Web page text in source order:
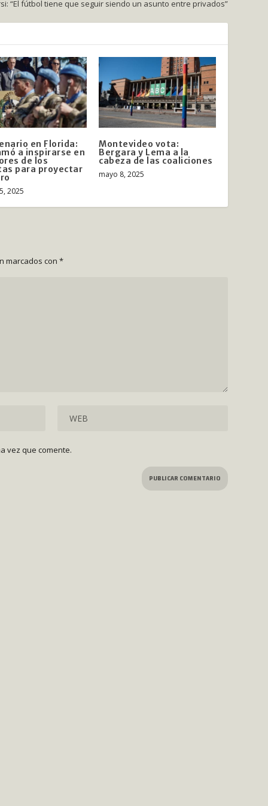
“El fútbol tiene que seguir siendo un asunto entre privados”
en Florida:
a inspirarse en
de los
para proyectar
2025
Montevideo vota:
Bergara y Lema a la
cabeza de las coaliciones
mayo 8, 2025
marcados con *
vez que comente.